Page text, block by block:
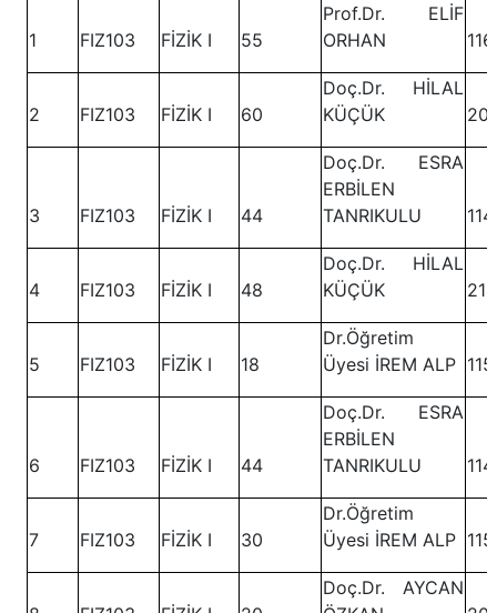
1 FIZ103 FİZİK I 55
Prof.Dr. ELİF
ORHAN
116
2 FIZ103 FİZİK I 60
Doç.Dr. HİLAL
KÜÇÜK
3 FIZ103 FİZİK I 44
Doç.Dr. ESRA
ERBİLEN
TANRIKULU
114
4 FIZ103 FİZİK I 48
Doç.Dr. HİLAL
KÜÇÜK
214
5 FIZ103 FİZİK I 18
Dr.Öğretim
Üyesi İREM ALP 115
6 FIZ103 FİZİK I 44
Doç.Dr. ESRA
ERBİLEN
TANRIKULU
114
7 FIZ103 FİZİK I 30
Dr.Öğretim
Üyesi İREM ALP 115
Doç.Dr. AYCAN